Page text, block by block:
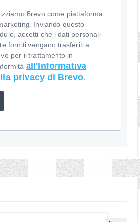
Brevo come piattaforma
Inviando questo
accetti che i dati personali
forniti vengano trasferiti a
per il trattamento in
all'Informativa
privacy di Brevo.